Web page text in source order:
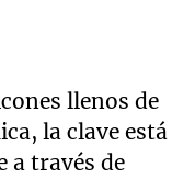
llenos de
la clave está
a través de